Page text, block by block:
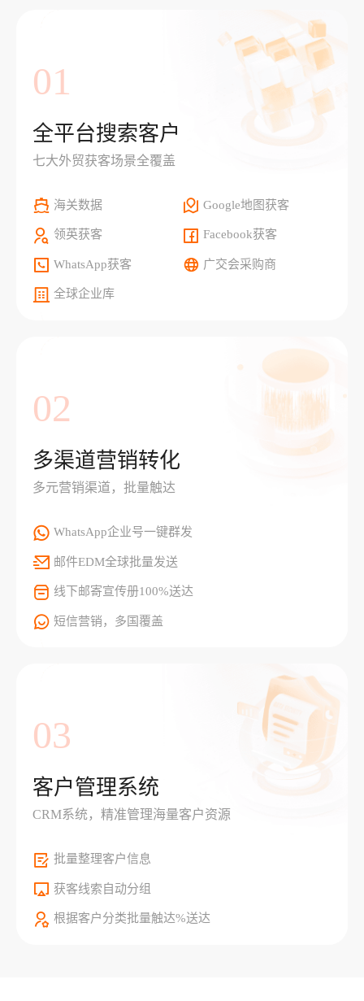
01
全平台搜索客户
七大外贸获客场景全覆盖
海关数据 Google地图获客
领英获客 Facebook获客
WhatsApp获客 广交会采购商
全球企业库
02
多渠道营销转化
多元营销渠道，批量触达
WhatsApp企业号一键群发
邮件EDM全球批量发送
线下邮寄宣传册100%送达
短信营销，多国覆盖
03
客户管理系统
CRM系统，精准管理海量客户资源
批量整理客户信息
获客线索自动分组
根据客户分类批量触达%送达